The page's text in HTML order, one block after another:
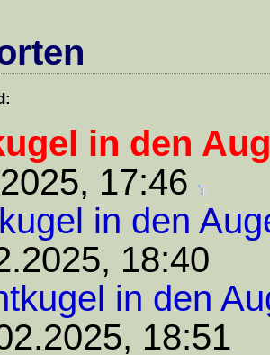
in den
17:46
in den
18:40
in den
18:51